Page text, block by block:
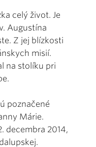
celý život. Je
Augustína
Z jej blízkosti
misií.
na stolíku pri
poznačené
Márie.
decembra 2014,